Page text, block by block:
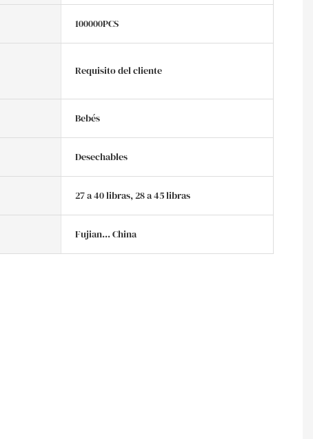
100000PCS
Requisito del cliente
Bebés
Desechables
27 a 40 libras, 28 a 45 libras
Fujian... China